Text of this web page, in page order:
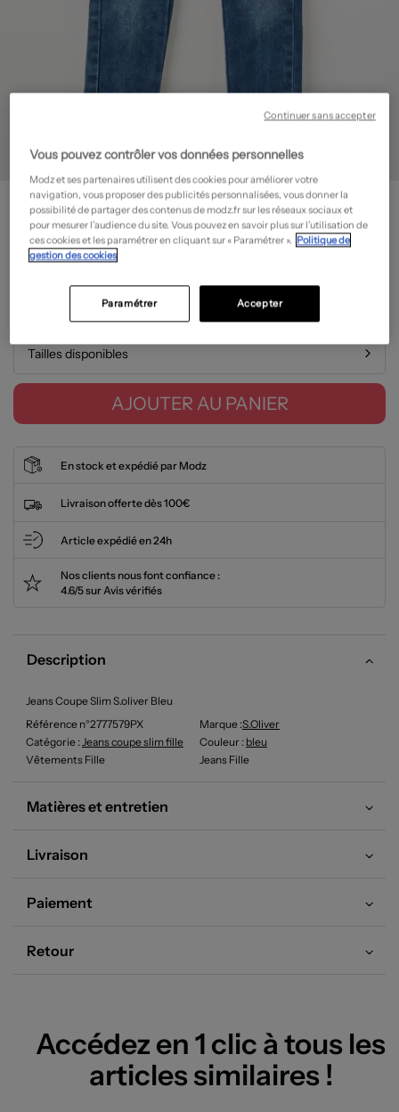
S.OLIVER
Jeans coupe slim- Outlet
13,00€
Guide des tailles
Tailles disponibles
AJOUTER AU PANIER
En stock et expédié par Modz
Livraison offerte dès 100€
Article expédié en 24h
Nos clients nous font confiance :
4.6/5 sur Avis vérifiés
Description
Jeans Coupe Slim S.oliver Bleu
Référence n°2777579PX
Marque :S.oliver
Catégorie : Jeans coupe slim fille Couleur : bleu
Vêtements Fille
Jeans Fille
Matières et entretien
Livraison
Paiement
Retour
Accédez en 1 clic à tous les
articles similaires !
Vous pouvez contrôler vos données personnelles
Modz et ses partenaires utilisent des cookies pour améliorer votre
navigation, vous proposer des publicités personnalisées, vous donner la
possibilité de partager des contenus de modz.fr sur les réseaux sociaux et
pour mesurer l’audience du site. Vous pouvez en savoir plus sur l’utilisation de
ces cookies et les paramétrer en cliquant sur « Paramétrer ». Politique de
gestion des cookies
Accepter
Paramétrer
Continuer sans accepter